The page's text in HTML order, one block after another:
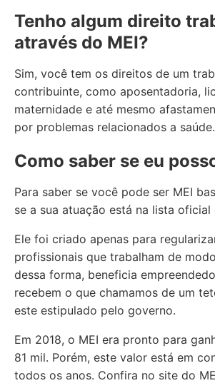
Tenho algum direito
através do MEI?
Sim, você tem os direitos de um
contribuinte, como aposentadoria,
maternidade e até mesmo
por problemas relacionados a saúde.
Como saber se eu
Para saber se você pode ser MEI
se a sua atuação está na lista
Ele foi criado apenas para
profissionais que trabalham de
dessa forma, beneficia
recebem o que chamamos de um
este estipulado pelo governo.
Em 2018, o MEI era pronto para
81 mil. Porém, este valor está em
todos os anos. Confira no site do